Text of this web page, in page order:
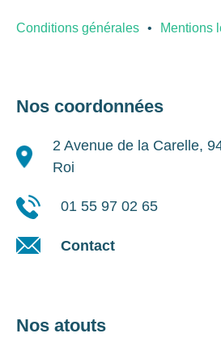
Conditions générales Mentions
Nos coordonnées
2 Avenue de la Carelle,
Roi
01 55 97 02 65
Contact
Nos atouts